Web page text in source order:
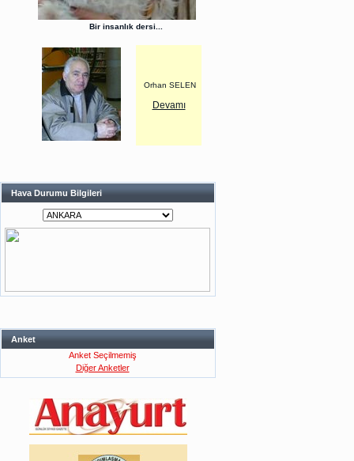
Bir insanlık dersi...
Orhan SELEN
Devamı
Hava Durumu Bilgileri
Anket
Anket Seçilmemiş
Diğer Anketler